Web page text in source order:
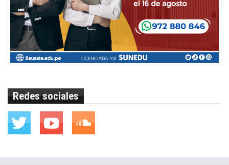
Redes sociales